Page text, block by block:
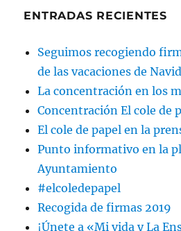
ENTRADAS RECIENTES
Seguimos recogiendo
de las vacaciones de
La concentración en los
Concentración El cole de
El cole de papel en la
Punto informativo en la
Ayuntamiento
#elcoledepapel
Recogida de firmas 2019
¡Únete a «Mi vida y La